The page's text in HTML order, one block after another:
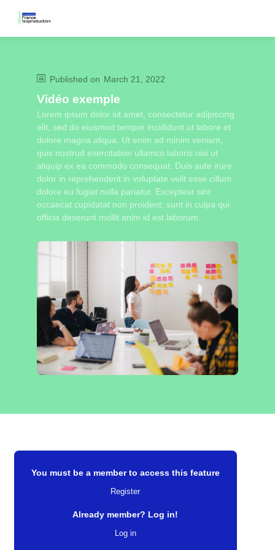
Published on March 21, 2022
Vidéo exemple
Lorem ipsum dolor sit amet, consectetur adipiscing
elit, sed do eiusmod tempor incididunt ut labore et
dolore magna aliqua. Ut enim ad minim veniam,
quis nostrud exercitation ullamco laboris nisi ut
aliquip ex ea commodo consequat. Duis aute irure
dolor in reprehenderit in voluptate velit esse cillum
dolore eu fugiat nulla pariatur. Excepteur sint
occaecat cupidatat non proident, sunt in culpa qui
officia deserunt mollit anim id est laborum.
You must be a member to access this feature
Register
Already member? Log in!
Log in